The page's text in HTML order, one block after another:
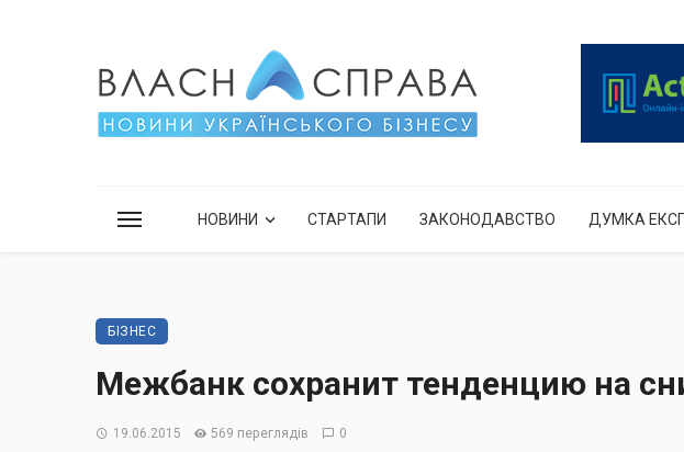
НОВИНИ СТАРТАПИ ЗАКОНОДАВСТВО ДУМКА
БІЗНЕС
Межбанк сохранит тенденцию на
19.06.2015 569 переглядів 0